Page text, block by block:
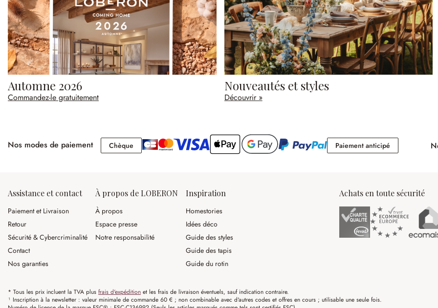
Automne 2026
Commandez-le gratuitement
Nouveautés et styles
Découvrir »
Nos modes de paiement Chèque Chèque Paiement anticipéPaiement
Assistance et contact
Paiement et Livraison
Retour
Sécurité & Cybercriminalité
Contact
Nos garanties
À propos de LOBERON
À propos
Espace presse
Notre responsabilité
Inspiration
Homestories
Idées déco
Guide des styles
Guide des tapis
Guide du rotin
Achats en toute sécurité
* Tous les prix incluent la TVA plus frais d'expédition et les frais de livraison éventuels, sauf indication contraire.
¹ Inscription à la newsletter : valeur minimale de commande 60 € ; non combinable avec d'autres codes et offres en cours ; utilisable une seule fois.